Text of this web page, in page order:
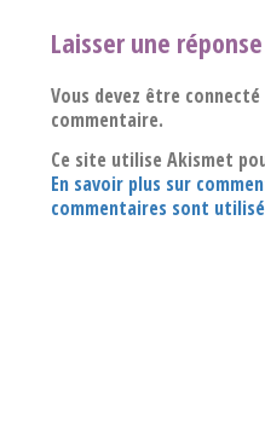
Laisser une réponse
Vous devez être
commentaire.
Ce site utilise Akismet
En savoir plus sur
commentaires sont